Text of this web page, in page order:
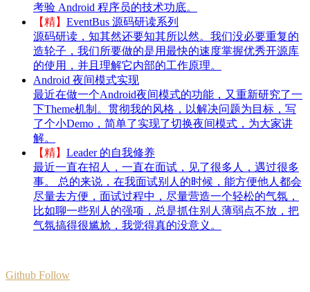
考验 Android 程序员的技术功底。
【精】 EventBus 源码研读系列
源码研读，知其然还要知其所以然。我们没必要重复的
造轮子，我们所要做的是用最快的速度掌握优秀开源库
的使用，并且理解它内部的工作原理。
Android 夜间模式实现
最近在做一个Android夜间模式的功能，又重新研究了一
下Theme机制。贯彻我的风格，以解决问题为目标，写
了个小Demo，简单了实现了切换夜间模式，为大家讲
解。
【精】 Leader 的自我修养
最近一直在招人，一直在面试，见了很多人，遇过很多
事。 总的来说，在我面试别人的时候，能方便他人都会
尽量去方便，面试过程中，尽量营造一个轻松的气氛，
比如聊一些别人的强项，总是抓住别人薄弱点不放，把
气氛搞得很尴尬，我觉得真的没意义。
Github Follow